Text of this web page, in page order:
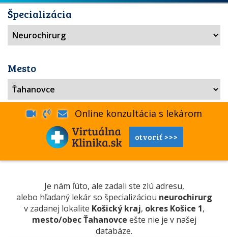
Špecializácia
Mesto
Online konzultácia s lekárom
otvoriť >>>
Je nám ľúto, ale zadali ste zlú adresu,
alebo hľadaný lekár so špecializáciou neurochirurg
v zadanej lokalite Košický kraj, okres Košice 1,
mesto/obec Ťahanovce ešte nie je v našej
databáze.